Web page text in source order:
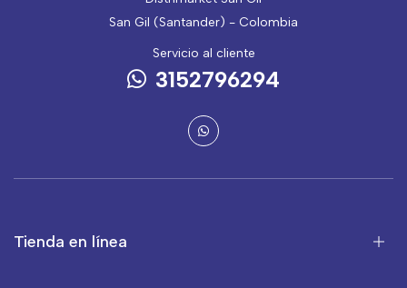
San Gil (Santander) - Colombia
Servicio al cliente
3152796294
Tienda en línea